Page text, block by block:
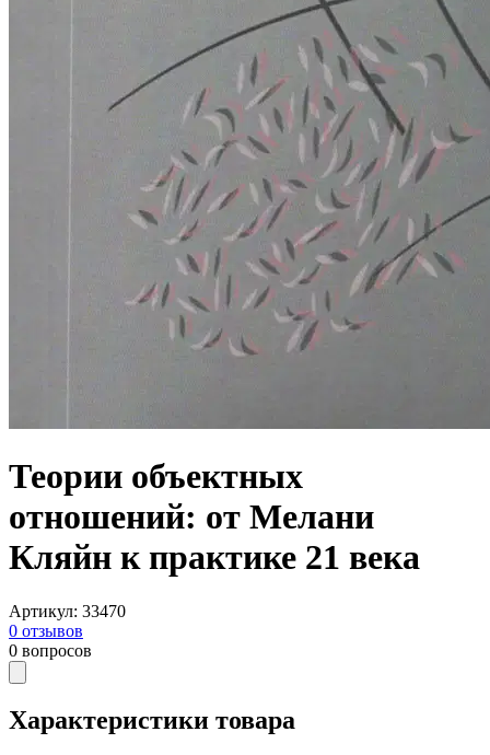
Теории объектных
отношений: от Мелани
Кляйн к практике 21 века
Артикул: 33470
0 отзывов
0 вопросов
Характеристики товара